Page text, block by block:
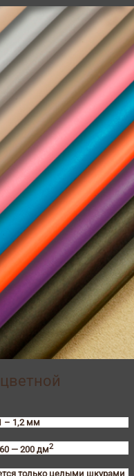
– 1,2 мм
— 200 дм2
только целыми шкурами